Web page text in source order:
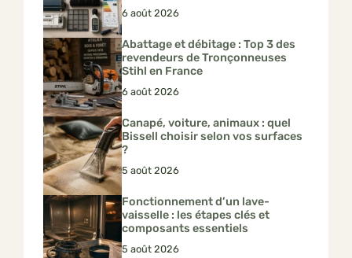
6 août 2026
Abattage et débitage : Top 3 des
revendeurs de Tronçonneuses
Stihl en France
6 août 2026
Canapé, voiture, animaux : quel
Bissell choisir selon vos surfaces
?
5 août 2026
Fonctionnement d’un lave-
vaisselle : les étapes clés et
composants essentiels
5 août 2026